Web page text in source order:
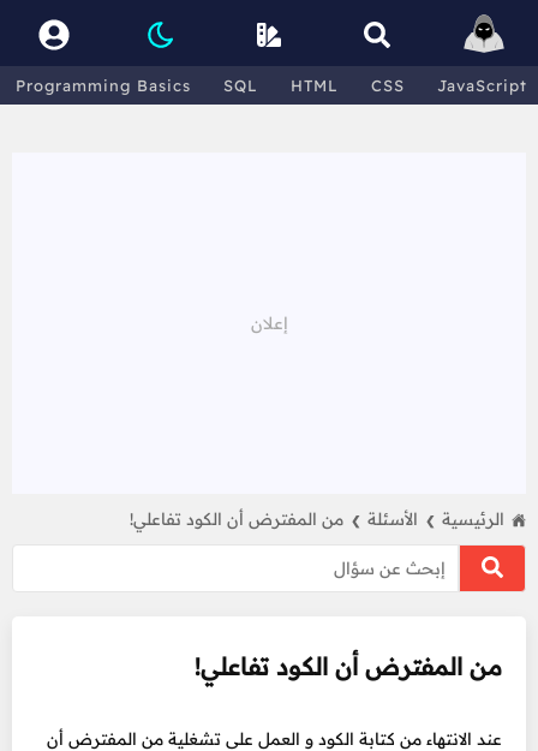
Programming Basics SQL HTML CSS JavaScript
الرئيسية ❯ الأسئلة ❯ من المفترض أن الكود تفاعلي!
من المفترض أن الكود تفاعلي!
عند الانتهاء من كتابة الكود و العمل على تشغلية من المفترض أن